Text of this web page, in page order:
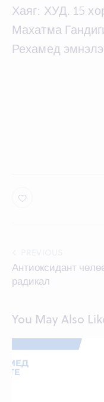
Хаяг: ХУД. 15
Махатма
Рехамед
navigation
Антиоксидант
радикал
You May Also